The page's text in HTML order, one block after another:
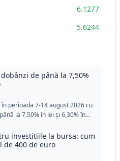
6.1277
5.6244
de până la 7,50%
perioada 7-14 august 2026 cu
la 7,50% în lei și 6,30% în
minime reduse în lei și euro.
investitiile la bursa: cum
de 400 de euro